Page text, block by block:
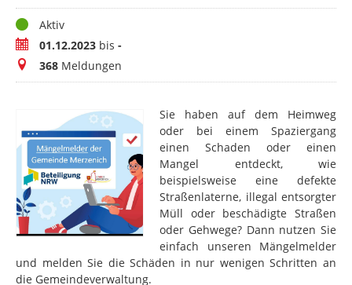
StatusAktiv
Zeitraum01.12.2023 bis -
Meldungen
368 Meldungen
Sie haben auf dem Heimweg
oder bei einem Spaziergang
einen Schaden oder einen
Mangel entdeckt, wie
beispielsweise eine defekte
Straßenlaterne, illegal entsorgter
Müll oder beschädigte Straßen
oder Gehwege? Dann nutzen Sie
einfach unseren Mängelmelder
und melden Sie die Schäden in nur wenigen Schritten an
die Gemeindeverwaltung.